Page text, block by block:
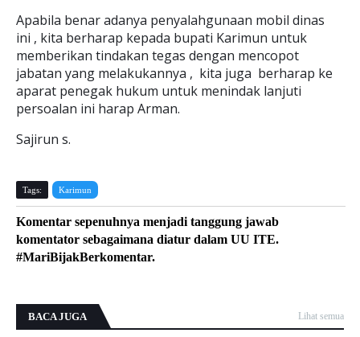
Apabila benar adanya penyalahgunaan mobil dinas
ini , kita berharap kepada bupati Karimun untuk
memberikan tindakan tegas dengan mencopot
jabatan yang melakukannya , kita juga berharap ke
aparat penegak hukum untuk menindak lanjuti
persoalan ini harap Arman.
Sajirun s.
Tags: Karimun
Komentar sepenuhnya menjadi tanggung jawab
komentator sebagaimana diatur dalam UU ITE.
#MariBijakBerkomentar.
BACA JUGA Lihat semua